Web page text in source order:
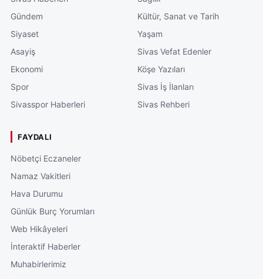
Gündem
Siyaset
Asayiş
Ekonomi
Spor
Sivasspor Haberleri
Kültür, Sanat ve Tarih
Yaşam
Sivas Vefat Edenler
Köşe Yazıları
Sivas İş İlanları
Sivas Rehberi
FAYDALI
Nöbetçi Eczaneler
Namaz Vakitleri
Hava Durumu
Günlük Burç Yorumları
Web Hikâyeleri
İnteraktif Haberler
Muhabirlerimiz